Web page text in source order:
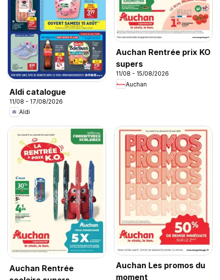
Aldi catalogue
11/08 - 17/08/2026
Aldi
Auchan Rentrée prix KO
supers
11/08 - 15/08/2026
Auchan
Auchan Rentrée
Auchan Les promos du
moment